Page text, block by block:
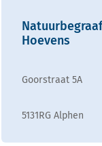
Hoevens
Goorstraat 5A
5131RG Alphen